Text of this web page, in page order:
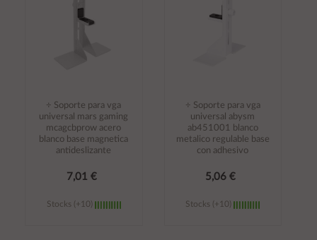
÷ Soporte para vga
universal mars gaming
mcagcbprow acero
blanco base magnetica
antideslizante
7,01 €
Stocks (+10)
÷ Soporte para vga
universal abysm
ab451001 blanco
metalico regulable base
con adhesivo
5,06 €
Stocks (+10)